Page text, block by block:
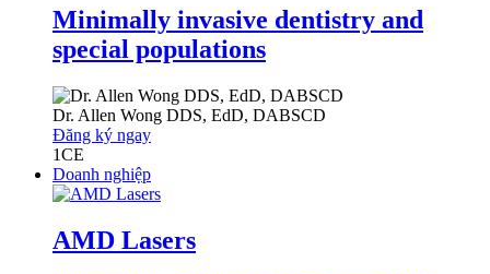
Minimally invasive dentistry and
special populations
Dr. Allen Wong DDS, EdD, DABSCD
Đăng ký ngay
1CE
Doanh nghiệp
AMD Lasers